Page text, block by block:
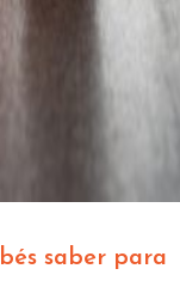
saber para